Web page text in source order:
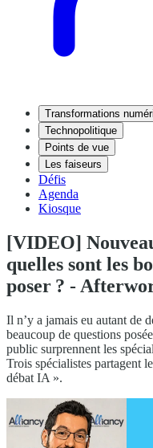
Transformations
Technopolitique
Points de vue
Les faiseurs
Défis
Agenda
Kiosque
[VIDEO]
quelles sont les
poser ? -
Il n’y a jamais eu autant de
beaucoup de questions
public surprennent les
Trois spécialistes partagent
débat IA ».